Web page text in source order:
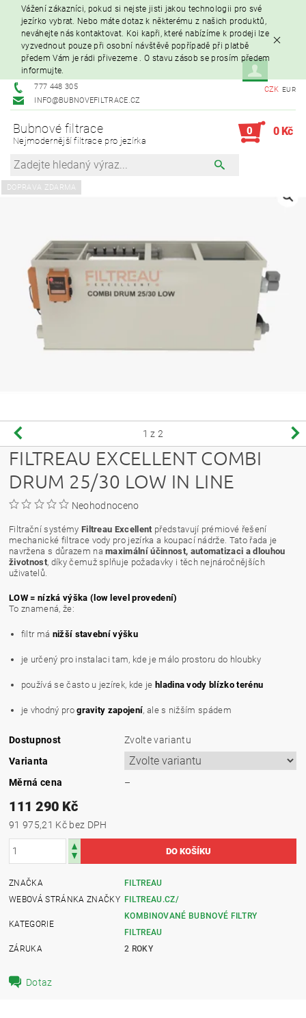
Vážení zákazníci, pokud si nejste jisti jakou technologii pro své
jezírko vybrat. Nebo máte dotaz k některému z našich produktů,
neváhejte nás kontaktovat. Koi kapři, které nabízíme k prodeji lze
vyzvednout pouze při osobní návštěvě popřípadě při platbě
předem Vám je rádi přivezeme . O stavu zásob se prosím předem
informujte.
777 448 305
INFO@BUBNOVEFILTRACE.CZ
CZK EUR
Bubnové filtrace
Nejmodernější filtrace pro jezírka
0 0 Kč
DOPRAVA ZDARMA
1 z 2
FILTREAU EXCELLENT COMBI
DRUM 25/30 LOW IN LINE
Neohodnoceno
Filtrační systémy Filtreau Excellent představují prémiové řešení
mechanické filtrace vody pro jezírka a koupací nádrže. Tato řada je
navržena s důrazem namaximální účinnost, automatizaci a dlouhou
životnost, díky čemuž splňuje požadavky i těch nejnáročnějších
uživatelů.
LOW = nízká výška (low level provedení)
To znamená, že:
filtr má nižší stavební výšku
je určený pro instalaci tam, kde je málo prostoru do hloubky
používá se často u jezírek, kde je hladina vody blízko terénu
je vhodný progravity zapojení, ale s nižším spádem
Dostupnost
Zvolte variantu
Varianta
Měrná cena
–
111 290 Kč
91 975,21 Kč bez DPH
ZNAČKA
FILTREAU
WEBOVÁ STRÁNKA ZNAČKY FILTREAU.CZ/
KATEGORIE
KOMBINOVANÉ BUBNOVÉ FILTRY
FILTREAU
ZÁRUKA
2 ROKY
Dotaz